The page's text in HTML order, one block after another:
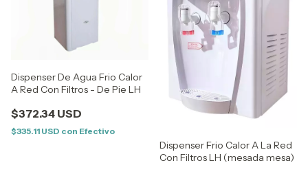
Dispenser De Agua Frio Calor
A Red Con Filtros - De Pie LH
$372.34 USD
$335.11 USD con Efectivo
Dispenser Frio Calor A La Red
Con Filtros LH (mesada mesa)